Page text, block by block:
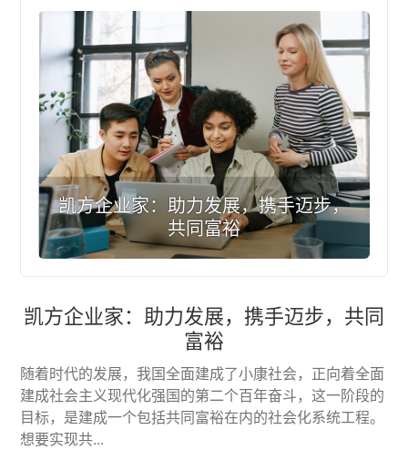
凯方企业家：助力发展，携手迈步，
共同富裕
凯方企业家：助力发展，携手迈步，共同
富裕
随着时代的发展，我国全面建成了小康社会，正向着全面
建成社会主义现代化强国的第二个百年奋斗，这一阶段的
目标，是建成一个包括共同富裕在内的社会化系统工程。
想要实现共...